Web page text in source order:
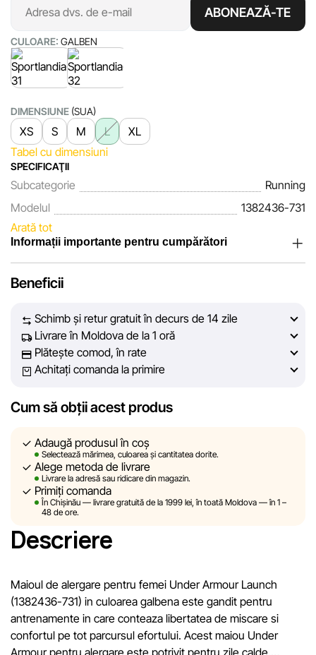
ABONEAZĂ-TE
CULOARE: GALBEN
DIMENSIUNE (SUA)
XS S M L
XL
Tabel cu dimensiuni
SPECIFICAŢII
Subcategorie
Running
Modelul
1382436-731
Arată tot
Informații importante pentru cumpărători
încrederea clienților noștri. În fiecare zi depunem eforturi
prezentate pe site să fie cât mai complete, obiective și
actuale. Scopul nostru este să vă oferim informații corecte și
veridice, pentru ca dvs. să puteți lua cea mai bună decizie
de cumpărare.
Cu toate acestea, în ciuda controlului constant, Sportlandia
afișate pe site, din cauza unor posibile erori tehnice sau
disfuncționalități. De asemenea, nu ne asumăm
responsabilitatea pentru conținutul și actualitatea
informațiilor de pe resurse externe, către care pot exista
linkuri pe site-ul nostru.
Sportlandia își rezervă dreptul de a modifica, în mod
caracteristicile și proprietățile produselor. Imaginile
prezentate pe site sunt simulate și au un caracter pur
ilustrativ. Informațiile generale despre produse sunt oferite
exclusiv în scop informativ.
Beneficii
Schimb și retur gratuit în decurs de 14 zile
Livrare în Moldova de la 1 oră
Plătește comod, în rate
Achitați comanda la primire
Cum să obții acest produs
Adaugă produsul în coș
Selectează mărimea, culoarea și cantitatea dorite.
Alege metoda de livrare
Livrare la adresă sau ridicare din magazin.
Primiți comanda
În Chișinău — livrare gratuită de la 1999 lei, în toată Moldova — în 1 –
48 de ore.
Descriere
Maioul de alergare pentru femei Under Armour Launch
(1382436-731) in culoarea galbena este gandit pentru
antrenamente in care conteaza libertatea de miscare si
confortul pe tot parcursul efortului. Acest maiou Under